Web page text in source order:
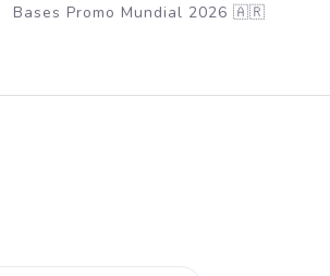
Bases Promo Mundial 2026 🇦🇷